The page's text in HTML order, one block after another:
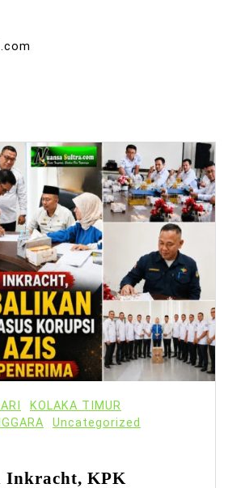
KOLAKA TIMUR
Uncategorized
Inkracht, KPK